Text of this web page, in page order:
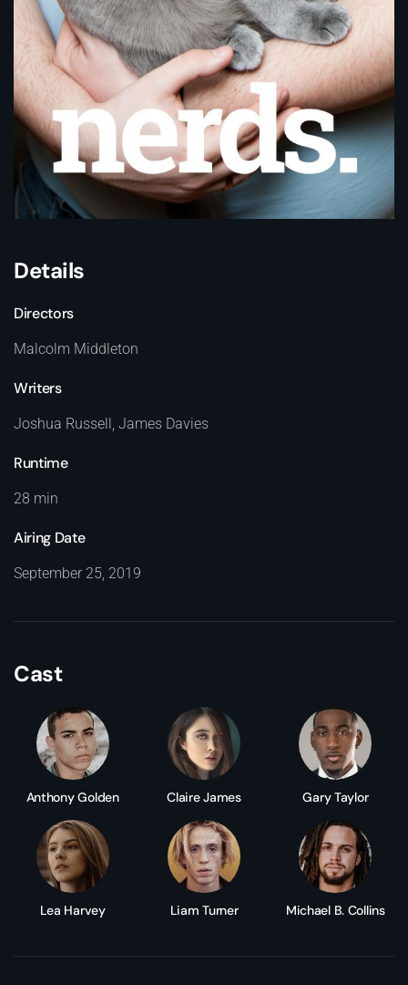
Details
Directors
Malcolm Middleton
Writers
Joshua Russell, James Davies
Runtime
28 min
Airing Date
September 25, 2019
Cast
Anthony Golden Claire James Gary Taylor
Lea Harvey Liam Turner Michael B. Collins